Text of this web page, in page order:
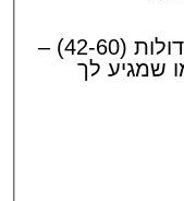
בגדי ערב לנשים במידות גדולות (42-60) –
לך